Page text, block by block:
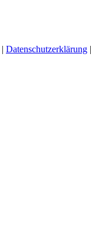
| Datenschutzerklärung |